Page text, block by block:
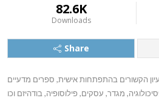
82.6K
Downloads
Share
הקשורים בהתפתחות אישית, ספרים מדעיים
מגדר, עסקים, פילוסופיה, בודהיזם וכו